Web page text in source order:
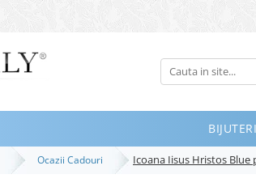
Ocazii Cadouri Icoana Iisus Hristos Blue